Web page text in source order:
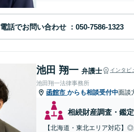
電話でお問い合わせ
池田 翔一 弁護士 インタビ
池田翔一法律事務所
函館市 からも相談受付中面談
相続財産調査・鑑定
【北海道・東北エリア対応】